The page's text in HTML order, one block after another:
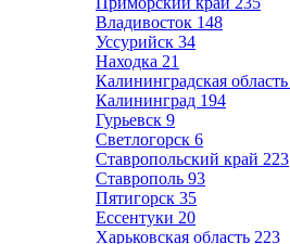
Владивосток 148
Уссурийск 34
Находка 21
Калининградская область
Калининград 194
Гурьевск 9
Светлогорск 6
Ставропольский край 223
Ставрополь 93
Пятигорск 35
Ессентуки 20
Харьковская область 223